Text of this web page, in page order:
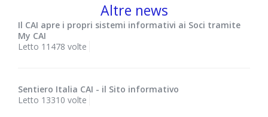
Altre news
Il CAI apre i propri sistemi informativi ai Soci tramite
My CAI
Letto 11478 volte
Sentiero Italia CAI - il Sito informativo
Letto 13310 volte